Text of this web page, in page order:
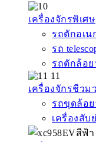
เครื่องจักรพิเศษ
รถตักอเน
รถ
รถตักล้อ
เครื่องจักรชีวม
รถขุดล้อย
เครื่องสับ